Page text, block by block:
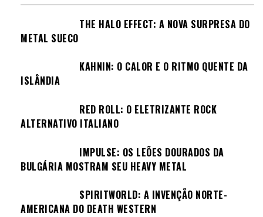
THE HALO EFFECT: A NOVA SURPRESA DO
METAL SUECO
KAHNIN: O CALOR E O RITMO QUENTE DA
ISLÂNDIA
RED ROLL: O ELETRIZANTE ROCK
ALTERNATIVO ITALIANO
IMPULSE: OS LEÕES DOURADOS DA
BULGÁRIA MOSTRAM SEU HEAVY METAL
SPIRITWORLD: A INVENÇÃO NORTE-
AMERICANA DO DEATH WESTERN